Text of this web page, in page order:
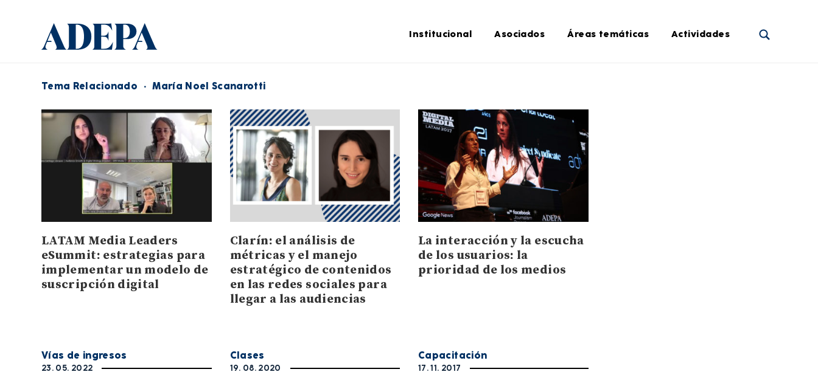
Institucional Asociados Áreas temáticas Actividades
Tema Relacionado · María Noel Scanarotti
LATAM Media Leaders
eSummit: estrategias para
implementar un modelo de
suscripción digital
Vías de ingresos
23. 05. 2022
Clarín: el análisis de
métricas y el manejo
estratégico de contenidos
en las redes sociales para
llegar a las audiencias
Clases
19. 08. 2020
La interacción y la escucha
de los usuarios: la
prioridad de los medios
Capacitación
17. 11. 2017